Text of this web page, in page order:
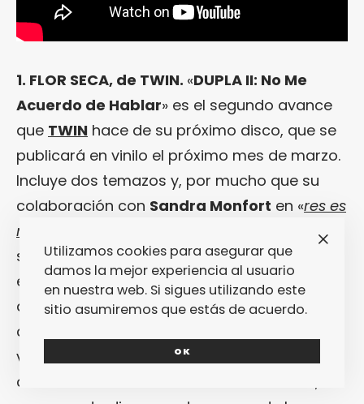
1. FLOR SECA, de TWIN. «DUPLA II: No Me
Acuerdo de Hablar» es el segundo avance
que TWIN hace de su próximo disco, que se
publicará en vinilo el próximo mes de marzo.
Incluye dos temazos y, por mucho que su
colaboración con Sandra Monfort en «res es
real
sorprendente), en la dupla brilla
especialmente esta «FLOR SECA » que se
apoya en el synth-pop de ojos tristes y
corazones cálidos para hablar de esas
veces en las que las palabras pueden
conducir a la desconexión total. Cuidado,
Utilizamos cookies para asegurar que
damos la mejor experiencia al usuario
en nuestra web. Si sigues utilizando este
sitio asumiremos que estás de acuerdo.
OK